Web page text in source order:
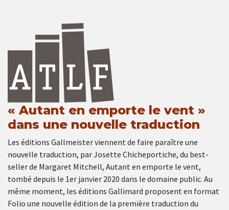
« Autant en emporte le vent »
dans une nouvelle traduction
Les éditions Gallmeister viennent de faire paraître une
nouvelle traduction, par Josette Chicheportiche, du best-
seller de Margaret Mitchell, Autant en emporte le vent,
tombé depuis le 1er janvier 2020 dans le domaine public. Au
même moment, les éditions Gallimard proposent en format
Folio une nouvelle édition de la première traduction du